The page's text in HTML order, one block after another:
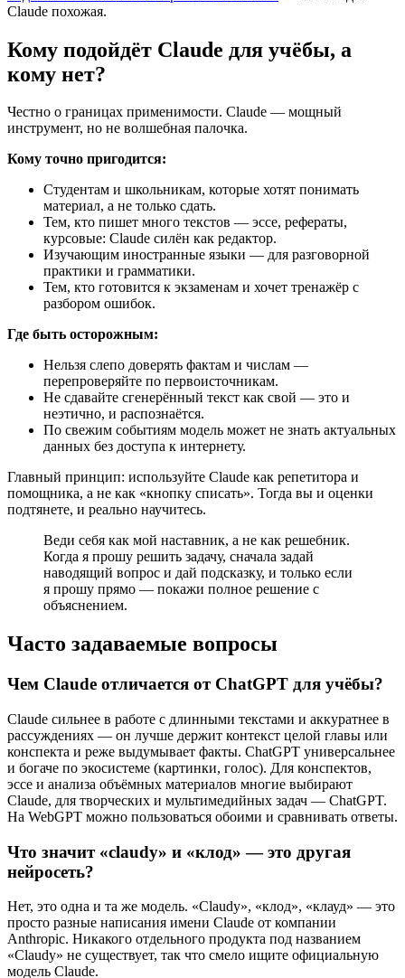
Claude похожая.
Кому подойдёт Claude для учёбы, а
кому нет?
Честно о границах применимости. Claude — мощный
инструмент, но не волшебная палочка.
Кому точно пригодится:
Студентам и школьникам, которые хотят понимать
материал, а не только сдать.
Тем, кто пишет много текстов — эссе, рефераты,
курсовые: Claude силён как редактор.
Изучающим иностранные языки — для разговорной
практики и грамматики.
Тем, кто готовится к экзаменам и хочет тренажёр с
разбором ошибок.
Где быть осторожным:
Нельзя слепо доверять фактам и числам —
перепроверяйте по первоисточникам.
Не сдавайте сгенерённый текст как свой — это и
неэтично, и распознаётся.
По свежим событиям модель может не знать актуальных
данных без доступа к интернету.
Главный принцип: используйте Claude как репетитора и
помощника, а не как «кнопку списать». Тогда вы и оценки
подтянете, и реально научитесь.
Веди себя как мой наставник, а не как решебник.
Когда я прошу решить задачу, сначала задай
наводящий вопрос и дай подсказку, и только если
я прошу прямо — покажи полное решение с
объяснением.
Часто задаваемые вопросы
Чем Claude отличается от ChatGPT для учёбы?
Claude сильнее в работе с длинными текстами и аккуратнее в
рассуждениях — он лучше держит контекст целой главы или
конспекта и реже выдумывает факты. ChatGPT универсальнее
и богаче по экосистеме (картинки, голос). Для конспектов,
эссе и анализа объёмных материалов многие выбирают
Claude, для творческих и мультимедийных задач — ChatGPT.
На WebGPT можно пользоваться обоими и сравнивать ответы.
Что значит «claudy» и «клод» — это другая
нейросеть?
Нет, это одна и та же модель. «Claudy», «клод», «клауд» — это
просто разные написания имени Claude от компании
Anthropic. Никакого отдельного продукта под названием
«Claudy» не существует, так что смело ищите официальную
модель Claude.